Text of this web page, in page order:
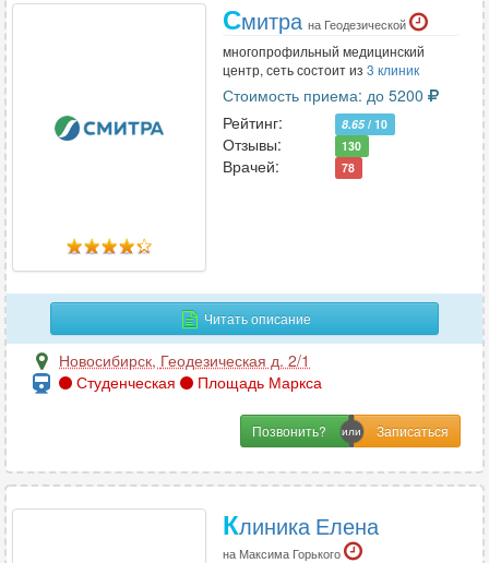
Смитра на Геодезической
многопрофильный медицинский
центр, сеть состоит из 3 клиник
Стоимость приема: до 5200
Рейтинг:
8.65/ 10
Отзывы: 130
Врачей: 78
Читать описание
Новосибирск, Геодезическая д. 2/1
Студенческая
Площадь Маркса
Позвонить?
Клиника Елена
на Максима Горького